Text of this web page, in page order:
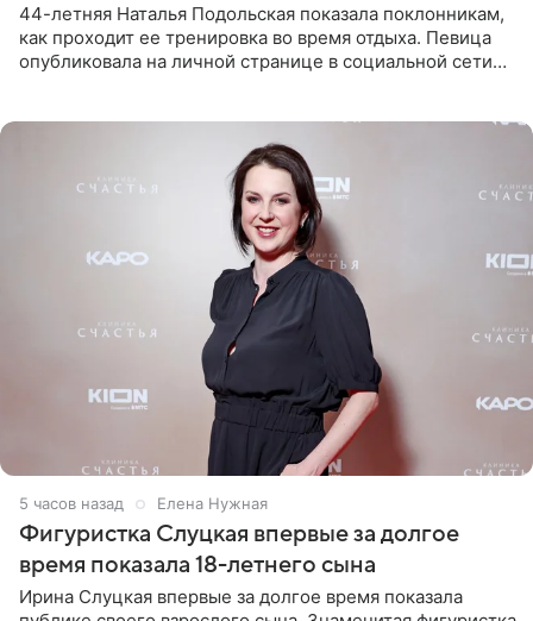
44-летняя Наталья Подольская показала поклонникам,
как проходит ее тренировка во время отдыха. Певица
опубликовала на личной странице в социальной сети
5 часов назад Елена Нужная
Фигуристка Слуцкая впервые за долгое
время показала 18-летнего сына
Ирина Слуцкая впервые за долгое время показала